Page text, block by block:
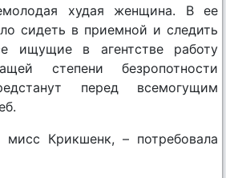
худая женщина. В ее
сидеть в приемной и следить
ищущие в агентстве работу
степени безропотности
перед всемогущим
мисс Крикшенк, – потребовала